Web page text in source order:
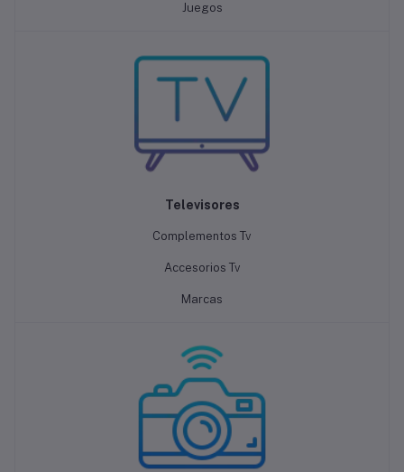
Juegos
Televisores
Complementos Tv
Accesorios Tv
Marcas